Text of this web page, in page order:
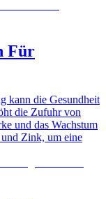
Für
kann die Gesundheit
die Zufuhr von
und das Wachstum
Zink, um eine